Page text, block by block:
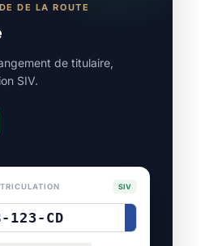
DE LA ROUTE
de titulaire,
SIV.
SIV
123-CD